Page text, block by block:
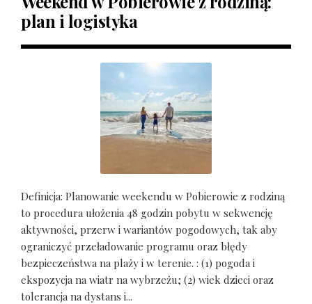
plan i logistyka
Definicja: Planowanie weekendu w Pobierowie z rodziną
to procedura ułożenia 48 godzin pobytu w sekwencję
aktywności, przerw i wariantów pogodowych, tak aby
ograniczyć przeładowanie programu oraz błędy
bezpieczeństwa na plaży i w terenie. : (1) pogoda i
ekspozycja na wiatr na wybrzeżu; (2) wiek dzieci oraz
tolerancja na dystans i...